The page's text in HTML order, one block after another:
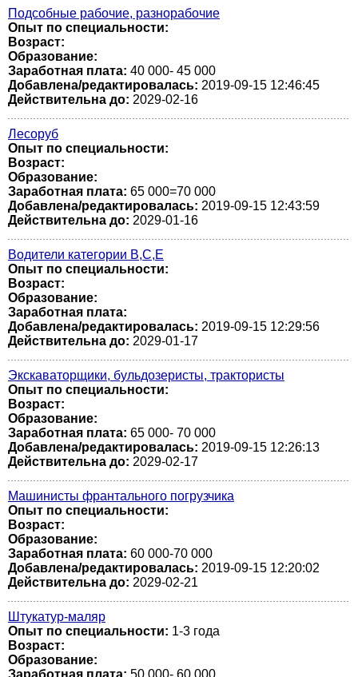
Подсобные рабочие, разнорабочие
Опыт по специальности:
Возраст:
Образование:
Заработная плата: 40 000- 45 000
Добавлена/редактировалась: 2019-09-15 12:46:45
Действительна до: 2029-02-16
Лесоруб
Опыт по специальности:
Возраст:
Образование:
Заработная плата: 65 000=70 000
Добавлена/редактировалась: 2019-09-15 12:43:59
Действительна до: 2029-01-16
Водители категории В,С,Е
Опыт по специальности:
Возраст:
Образование:
Заработная плата:
Добавлена/редактировалась: 2019-09-15 12:29:56
Действительна до: 2029-01-17
Экскаваторщики, бульдозеристы, трактористы
Опыт по специальности:
Возраст:
Образование:
Заработная плата: 65 000- 70 000
Добавлена/редактировалась: 2019-09-15 12:26:13
Действительна до: 2029-02-17
Машинисты франтального погрузчика
Опыт по специальности:
Возраст:
Образование:
Заработная плата: 60 000-70 000
Добавлена/редактировалась: 2019-09-15 12:20:02
Действительна до: 2029-02-21
Штукатур-маляр
Опыт по специальности: 1-3 года
Возраст:
Образование:
Заработная плата: 50 000- 60 000